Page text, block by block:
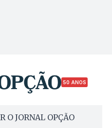
50 ANOS
O JORNAL OPÇÃO